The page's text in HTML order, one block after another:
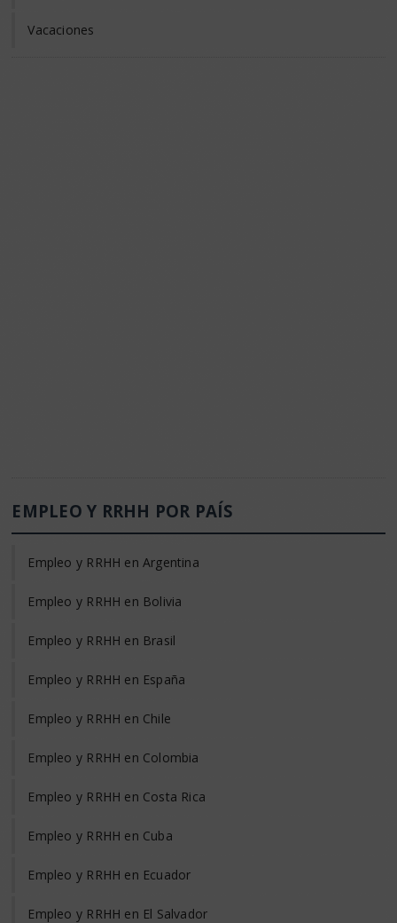
Vacaciones
EMPLEO Y RRHH POR PAÍS
Empleo y RRHH en Argentina
Empleo y RRHH en Bolivia
Empleo y RRHH en Brasil
Empleo y RRHH en España
Empleo y RRHH en Chile
Empleo y RRHH en Colombia
Empleo y RRHH en Costa Rica
Empleo y RRHH en Cuba
Empleo y RRHH en Ecuador
Empleo y RRHH en El Salvador